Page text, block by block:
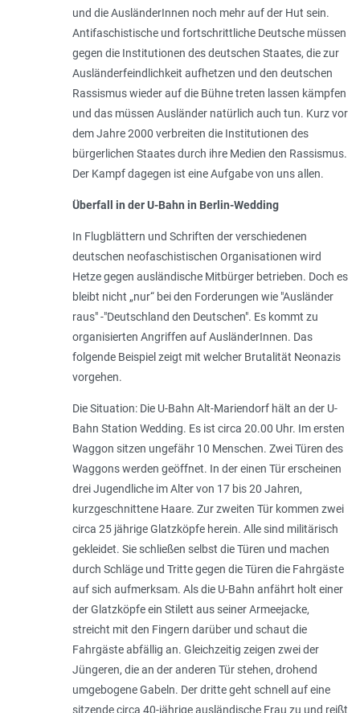
und die AusländerInnen noch mehr auf der Hut sein.
Antifaschistische und fortschrittliche Deutsche müssen
gegen die Institutionen des deutschen Staates, die zur
Ausländerfeindlichkeit aufhetzen und den deutschen
Rassismus wieder auf die Bühne treten lassen kämpfen
und das müssen Ausländer natürlich auch tun. Kurz vor
dem Jahre 2000 verbreiten die Institutionen des
bürgerlichen Staates durch ihre Medien den Rassismus.
Der Kampf dagegen ist eine Aufgabe von uns allen.
Überfall in der U-Bahn in Berlin-Wedding
In Flugblättern und Schriften der verschiedenen
deutschen neofaschistischen Organisationen wird
Hetze gegen ausländische Mitbürger betrieben. Doch es
bleibt nicht „nur“ bei den Forderungen wie "Ausländer
raus" -"Deutschland den Deutschen". Es kommt zu
organisierten Angriffen auf AusländerInnen. Das
folgende Beispiel zeigt mit welcher Brutalität Neonazis
vorgehen.
Die Situation: Die U-Bahn Alt-Mariendorf hält an der U-
Bahn Station Wedding. Es ist circa 20.00 Uhr. Im ersten
Waggon sitzen ungefähr 10 Menschen. Zwei Türen des
Waggons werden geöffnet. In der einen Tür erscheinen
drei Jugendliche im Alter von 17 bis 20 Jahren,
kurzgeschnittene Haare. Zur zweiten Tür kommen zwei
circa 25 jährige Glatzköpfe herein. Alle sind militärisch
gekleidet. Sie schließen selbst die Türen und machen
durch Schläge und Tritte gegen die Türen die Fahrgäste
auf sich aufmerksam. Als die U-Bahn anfährt holt einer
der Glatzköpfe ein Stilett aus seiner Armeejacke,
streicht mit den Fingern darüber und schaut die
Fahrgäste abfällig an. Gleichzeitig zeigen zwei der
Jüngeren, die an der anderen Tür stehen, drohend
umgebogene Gabeln. Der dritte geht schnell auf eine
sitzende circa 40-jährige ausländische Frau zu und reißt